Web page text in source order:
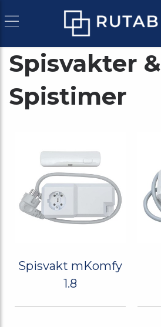
Spisvakter &
Spistimer
Spisvakt mKomfy
1.8